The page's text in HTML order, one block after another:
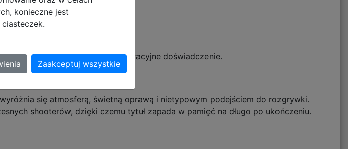
na bardziej filmowe i narracyjne doświadczenie.
się atmosferą, świetną oprawą i nietypowym podejściem do rozgrywki.
shooterów, dzięki czemu tytuł zapada w pamięć na długo po ukończeniu.
konieczne jest
Zaakceptuj wszystkie